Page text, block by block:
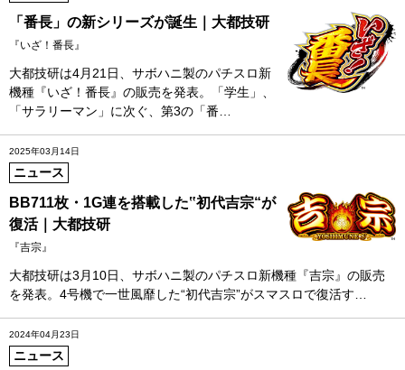
「番長」の新シリーズが誕生｜大都技研
『いざ！番長』
大都技研は4月21日、サボハニ製のパチスロ新
機種『いざ！番長』の販売を発表。「学生」、
「サラリーマン」に次ぐ、第3の「番…
2025年03月14日
ニュース
BB711枚・1G連を搭載した‟初代吉宗“が
復活｜大都技研
『吉宗』
大都技研は3月10日、サボハニ製のパチスロ新機種『吉宗』の販売
を発表。4号機で一世風靡した“初代吉宗”がスマスロで復活す…
2024年04月23日
ニュース